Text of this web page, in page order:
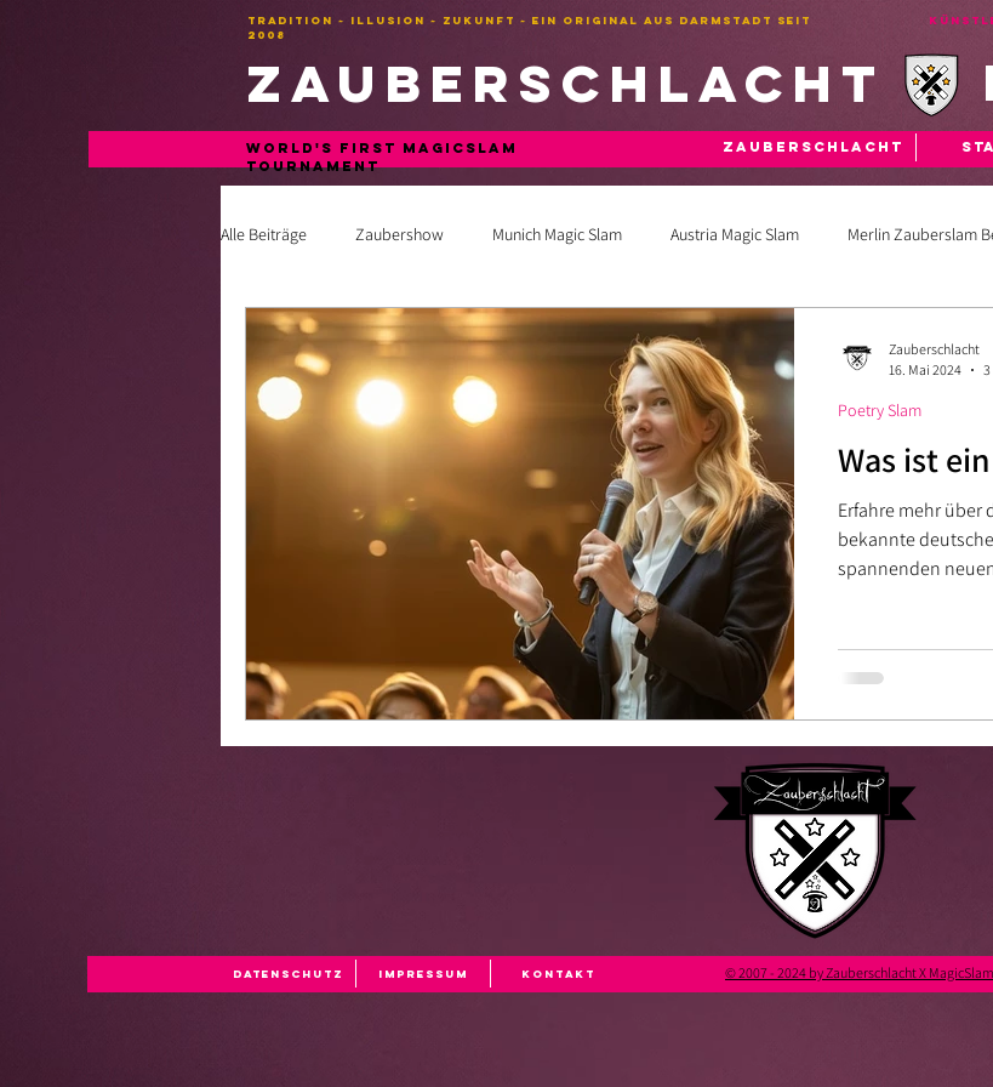
TRADITION ~ ILLUSION ~ ZUKUNFT ~ EIN ORIGINAL AUS DARMSTADT SEIT
2008
Zauberschlacht
WORLD'S FIRST MAGICSLAM
TOURNAMENT
Zauberschlacht
Alle Beiträge Zaubershow Munich Magic Slam Austria Magic Slam Merlin Zauberslam
Zauberkunst | Zauberschlacht Blog Poetry Slam
Was ist
Erfahre mehr über
bekannte
spannenden
Poetry Slam
Zauberschlacht
16. Mai 2024
© 2007 - 2024 by Zauberschlacht X
Datenschutz Impressum Kontakt